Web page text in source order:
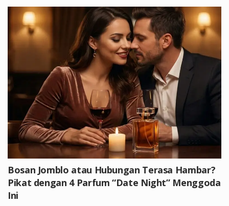
Bosan Jomblo atau Hubungan Terasa Hambar?
Pikat dengan 4 Parfum “Date Night” Menggoda
Ini